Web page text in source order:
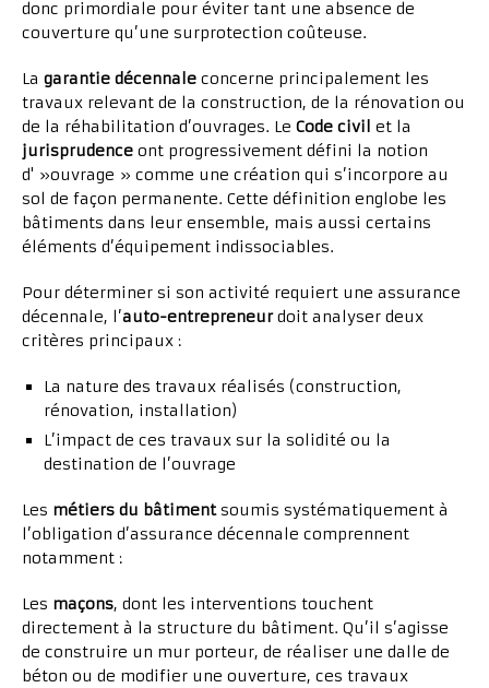
donc primordiale pour éviter tant une absence de
couverture qu’une surprotection coûteuse.
La garantie décennale concerne principalement les
travaux relevant de la construction, de la rénovation ou
de la réhabilitation d’ouvrages. Le Code civil et la
jurisprudence ont progressivement défini la notion
d' »ouvrage » comme une création qui s’incorpore au
sol de façon permanente. Cette définition englobe les
bâtiments dans leur ensemble, mais aussi certains
éléments d’équipement indissociables.
Pour déterminer si son activité requiert une assurance
décennale, l’auto-entrepreneurdoit analyser deux
critères principaux :
La nature des travaux réalisés (construction,
rénovation, installation)
L’impact de ces travaux sur la solidité ou la
destination de l’ouvrage
Les métiers du bâtimentsoumis systématiquement à
l’obligation d’assurance décennale comprennent
notamment :
Les maçons, dont les interventions touchent
directement à la structure du bâtiment. Qu’il s’agisse
de construire un mur porteur, de réaliser une dalle de
béton ou de modifier une ouverture, ces travaux